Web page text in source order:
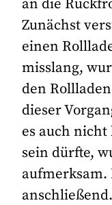
an die
Zunächst
einen
misslang,
den
dieser
es auch nicht
sein dürfte,
anschließend.